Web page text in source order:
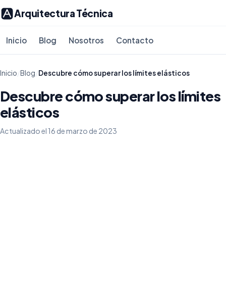
Arquitectura Técnica
Inicio Blog Nosotros Contacto
Inicio/Blog/Descubre cómo superar los límites elásticos
Descubre cómo superar los límites
elásticos
Actualizado el 16 de marzo de 2023